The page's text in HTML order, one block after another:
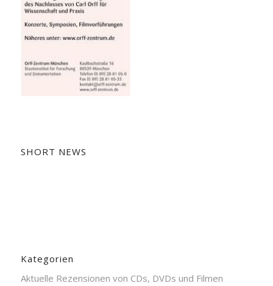
SHORT NEWS
Kategorien
Aktuelle Rezensionen von CDs, DVDs und Filmen